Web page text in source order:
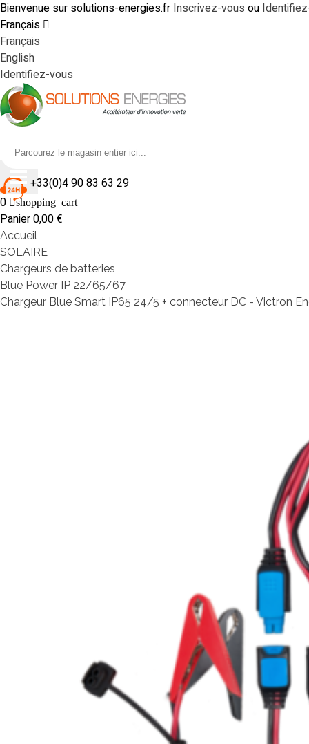
Bienvenue sur solutions-energies.fr Inscrivez-vous ou
Français
Français
English
Identifiez-vous
+33(0)4 90 83 63 29
0
shopping_cart
Panier0,00 €
Accueil
SOLAIRE
Chargeurs de batteries
Blue Power IP 22/65/67
Chargeur Blue Smart IP65 24/5 + connecteur DC - Victron